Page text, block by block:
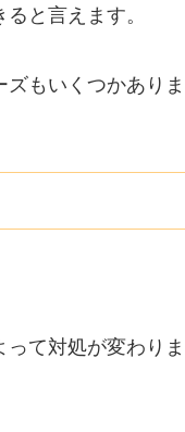
と言えます。
もいくつかありま
て対処が変わりま